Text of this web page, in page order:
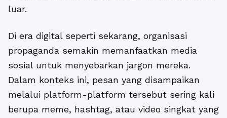
luar.
Di era digital seperti sekarang, organisasi
propaganda semakin memanfaatkan media
sosial untuk menyebarkan jargon mereka.
Dalam konteks ini, pesan yang disampaikan
melalui platform-platform tersebut sering kali
berupa meme, hashtag, atau video singkat yang